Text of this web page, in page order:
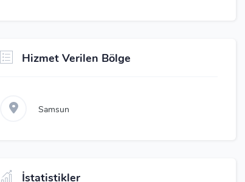
Hizmet Verilen Bölge
Samsun
İstatistikler